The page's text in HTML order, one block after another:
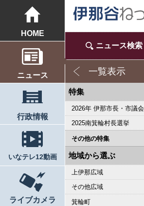
HOME
ニュース
行政情報
いなテレ12動画
ライブカメラ
ニュース検索
一覧表示
特集
2025南箕輪村長選挙
その他の特集
2023県議会議員選挙
2022箕輪町長選挙
2019県議会議員選挙
2018伊那市長選・市議選
桜シリーズ2018
桜シリーズ2017
2015県議会議員選挙
2014箕輪町長選挙
2014伊那市長選・市議選
桜シリーズ2014
カメラリポート
上伊那 医師不足問題
新ごみ中間処理施設
伊那市長・市議選
朝の学舎
記者室
伊那谷1年365人
輝く経営者～その後
花ロマン
伝承 上伊那の50年
駒ヶ根市長選挙
2007年 県議会議員選挙
権兵衛トンネル開通1周年
豪雨被害
新伊那市誕生へ
伊那谷 耐震強度偽装問題
2005年衆院選
その他
地域から選ぶ
上伊那広域
その他広域
箕輪町